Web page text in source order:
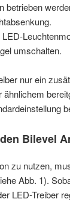
betrieben
umschalten.
nur ein
ähnlichem
Bilevel
zu nutzen,
Abb. 1).
LED-Treiber